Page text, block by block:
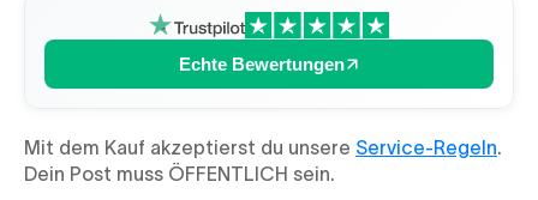
Echte Bewertungen
Mit dem Kauf akzeptierst du unsere Service-Regeln.
Dein Post muss ÖFFENTLICH sein.